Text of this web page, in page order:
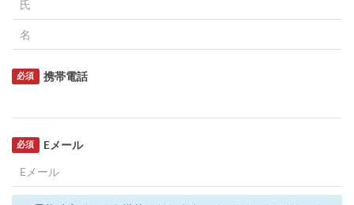
携帯電話
必須
Eメール
必須